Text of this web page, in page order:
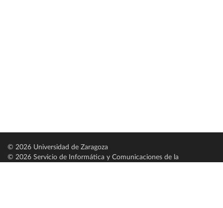
© 2026 Universidad de Zaragoza
© 2026 Servicio de Informática y Comunicaciones de la